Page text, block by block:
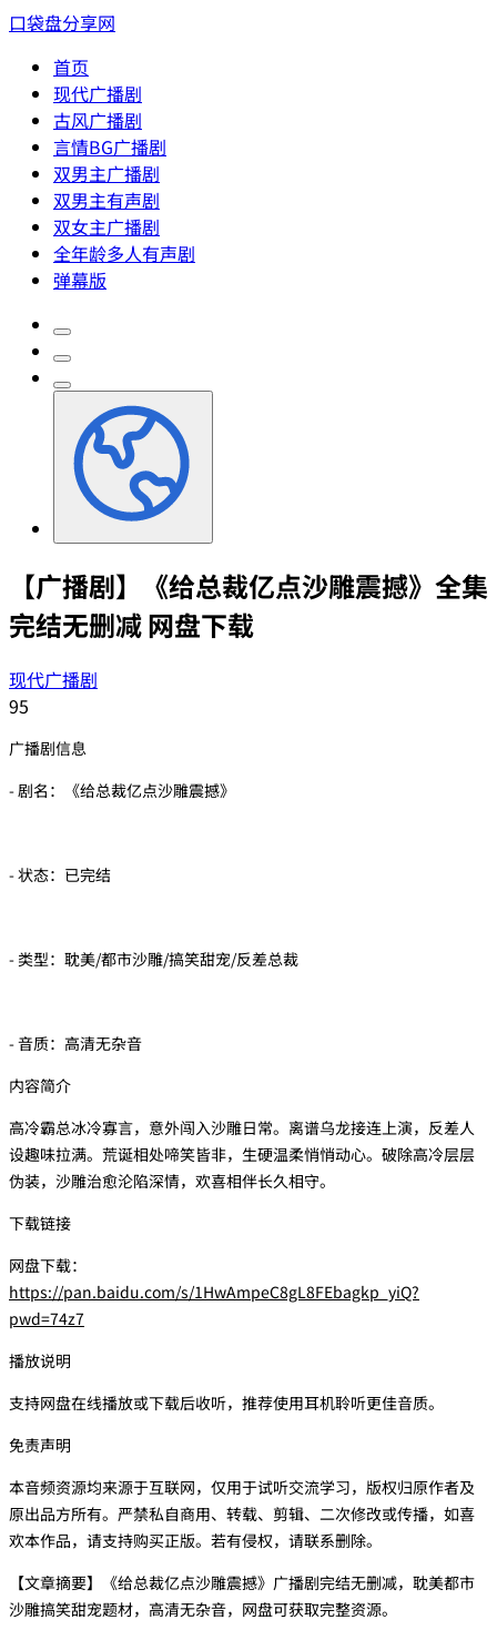
口袋盘分享网
首页
现代广播剧
古风广播剧
言情BG广播剧
双男主广播剧
双男主有声剧
双女主广播剧
全年龄多人有声剧
弹幕版
【广播剧】《给总裁亿点沙雕震撼》全集
完结无删减 网盘下载
现代广播剧
95
广播剧信息
- 剧名：《给总裁亿点沙雕震撼》
- 状态：已完结
- 类型：耽美/都市沙雕/搞笑甜宠/反差总裁
- 音质：高清无杂音
内容简介
高冷霸总冰冷寡言，意外闯入沙雕日常。离谱乌龙接连上演，反差人
设趣味拉满。荒诞相处啼笑皆非，生硬温柔悄悄动心。破除高冷层层
伪装，沙雕治愈沦陷深情，欢喜相伴长久相守。
下载链接
网盘下载：
https://pan.baidu.com/s/1HwAmpeC8gL8FEbagkp_yiQ?
pwd=74z7
播放说明
支持网盘在线播放或下载后收听，推荐使用耳机聆听更佳音质。
免责声明
本音频资源均来源于互联网，仅用于试听交流学习，版权归原作者及
原出品方所有。严禁私自商用、转载、剪辑、二次修改或传播，如喜
欢本作品，请支持购买正版。若有侵权，请联系删除。
【文章摘要】《给总裁亿点沙雕震撼》广播剧完结无删减，耽美都市
沙雕搞笑甜宠题材，高清无杂音，网盘可获取完整资源。